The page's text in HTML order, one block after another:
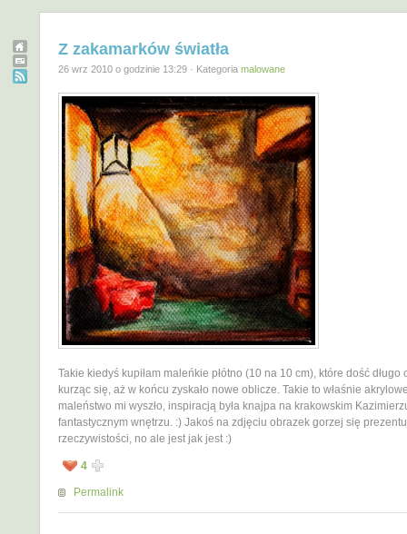
Z zakamarków światła
26 wrz 2010 o godzinie 13:29 · Kategoria malowane
Takie kiedyś kupiłam maleńkie płótno (10 na 10 cm), które dość długo
kurząc się, aż w końcu zyskało nowe oblicze. Takie to właśnie
maleństwo mi wyszło, inspiracją była knajpa na krakowskim
fantastycznym wnętrzu. :) Jakoś na zdjęciu obrazek gorzej się
rzeczywistości, no ale jest jak jest :)
4
Permalink